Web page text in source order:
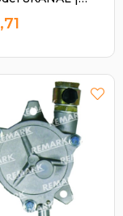
AVP015